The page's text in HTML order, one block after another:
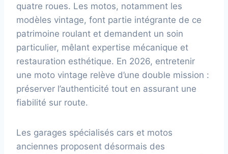
quatre roues. Les motos, notamment les
modèles vintage, font partie intégrante de ce
patrimoine roulant et demandent un soin
particulier, mêlant expertise mécanique et
restauration esthétique. En 2026, entretenir
une moto vintage relève d’une double mission :
préserver l’authenticité tout en assurant une
fiabilité sur route.
Les garages spécialisés cars et motos
anciennes proposent désormais des